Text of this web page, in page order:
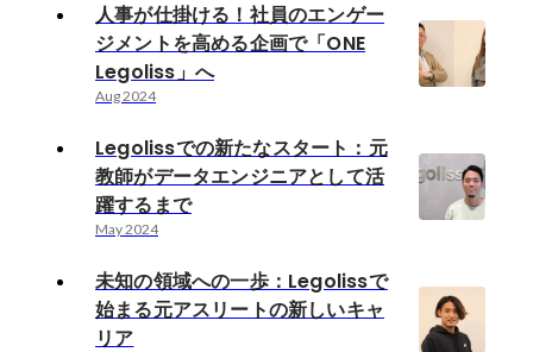
人事が仕掛ける！社員のエンゲー
ジメントを高める企画で「ONE
Legoliss」へ
Aug 2024
Legolissでの新たなスタート：元
教師がデータエンジニアとして活
躍するまで
May 2024
未知の領域への一歩：Legolissで
始まる元アスリートの新しいキャ
リア